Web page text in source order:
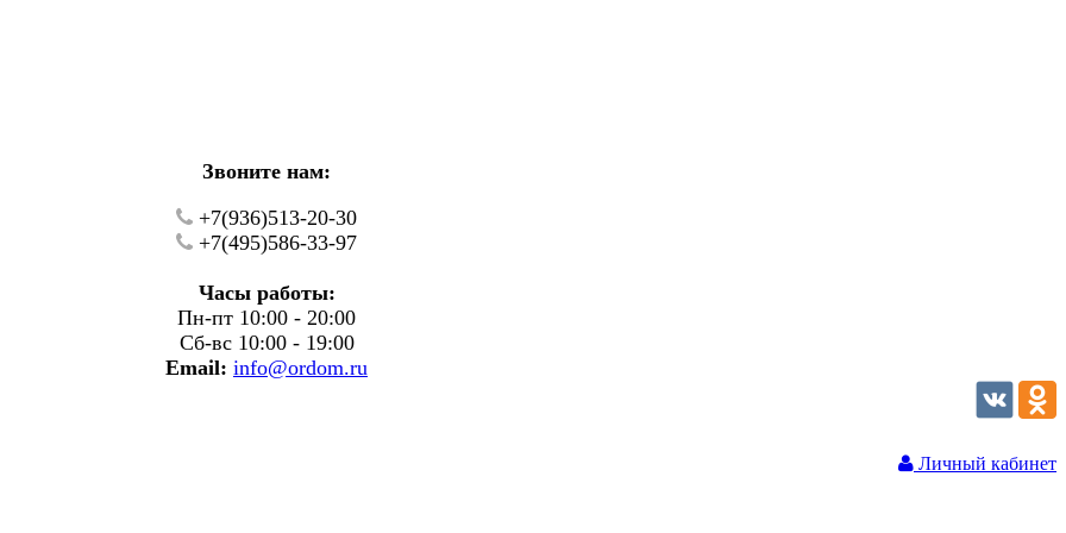
Звоните нам:
+7(936)513-20-30
+7(495)586-33-97
Часы работы:
Пн-пт 10:00 - 20:00
Сб-вс 10:00 - 19:00
Email: info@ordom.ru
Личный кабинет